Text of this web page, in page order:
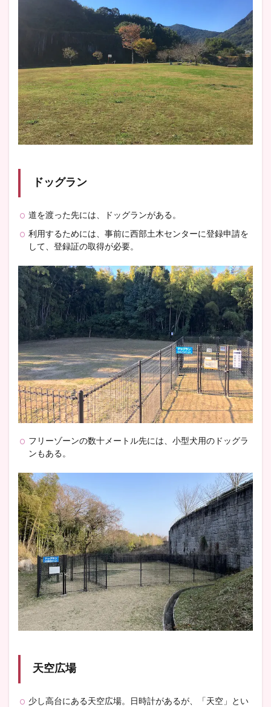
ドッグラン
道を渡った先には、ドッグランがある。
利用するためには、事前に西部土木センターに登録申請を
して、登録証の取得が必要。
フリーゾーンの数十メートル先には、小型犬用のドッグラ
ンもある。
天空広場
少し高台にある天空広場。日時計があるが、「天空」とい